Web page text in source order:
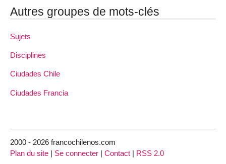
Autres groupes de mots-clés
Sujets
Disciplines
Ciudades Chile
Ciudades Francia
2000 - 2026 francochilenos.com
Plan du site
Se connecter Contact RSS 2.0